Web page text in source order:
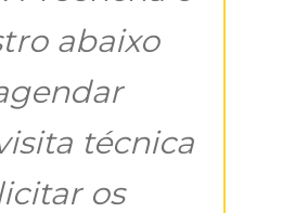
abaixo
técnica
os